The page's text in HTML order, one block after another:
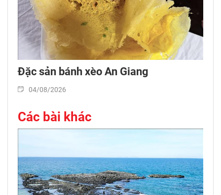
Đặc sản bánh xèo An Giang
04/08/2026
Các bài khác